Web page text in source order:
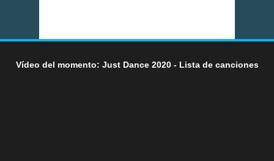
Vídeo del momento: Just Dance 2020 - Lista de canciones